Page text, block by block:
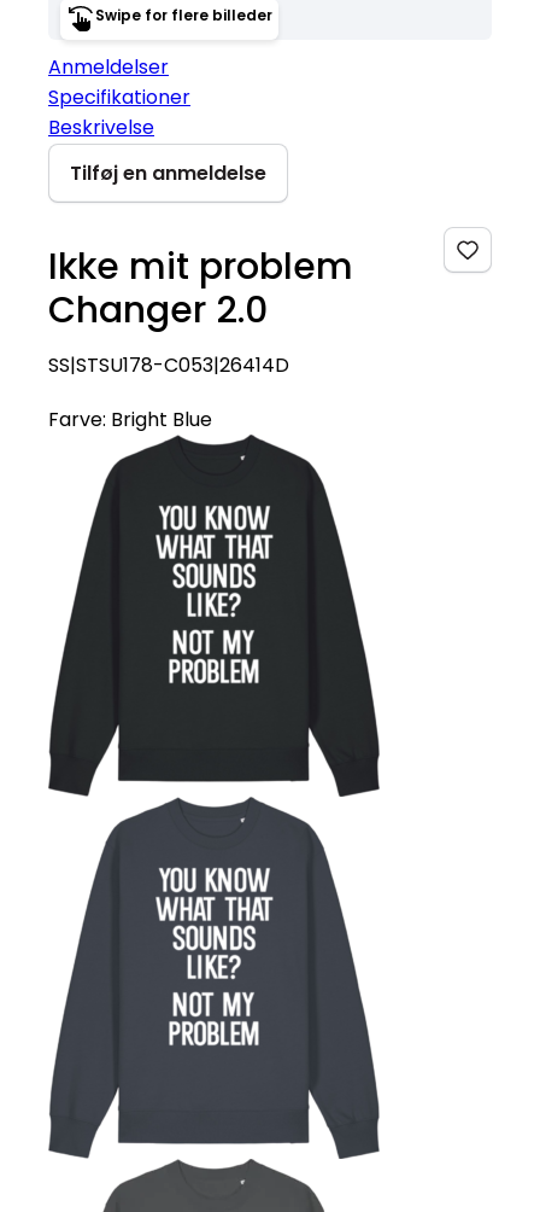
Swipe for flere billeder
Anmeldelser
Specifikationer
Beskrivelse
Tilføj en anmeldelse
Ikke mit problem
Changer 2.0
SS|STSU178-C053|26414D
Farve: Bright Blue